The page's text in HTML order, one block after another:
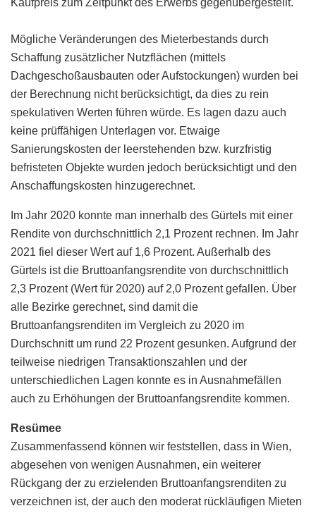
Kaufpreis zum Zeitpunkt des Erwerbs gegenübergestellt.
Mögliche Veränderungen des Mieterbestands durch
Schaffung zusätzlicher Nutzflächen (mittels
Dachgeschoßausbauten oder Aufstockungen) wurden bei
der Berechnung nicht berücksichtigt, da dies zu rein
spekulativen Werten führen würde. Es lagen dazu auch
keine prüffähigen Unterlagen vor. Etwaige
Sanierungskosten der leerstehenden bzw. kurzfristig
befristeten Objekte wurden jedoch berücksichtigt und den
Anschaffungskosten hinzugerechnet.
Im Jahr 2020 konnte man innerhalb des Gürtels mit einer
Rendite von durchschnittlich 2,1 Prozent rechnen. Im Jahr
2021 fiel dieser Wert auf 1,6 Prozent. Außerhalb des
Gürtels ist die Bruttoanfangsrendite von durchschnittlich
2,3 Prozent (Wert für 2020) auf 2,0 Prozent gefallen. Über
alle Bezirke gerechnet, sind damit die
Bruttoanfangsrenditen im Vergleich zu 2020 im
Durchschnitt um rund 22 Prozent gesunken. Aufgrund der
teilweise niedrigen Transaktionszahlen und der
unterschiedlichen Lagen konnte es in Ausnahmefällen
auch zu Erhöhungen der Bruttoanfangsrendite kommen.
Resümee
Zusammenfassend können wir feststellen, dass in Wien,
abgesehen von wenigen Ausnahmen, ein weiterer
Rückgang der zu erzielenden Bruttoanfangsrenditen zu
verzeichnen ist, der auch den moderat rückläufigen Mieten